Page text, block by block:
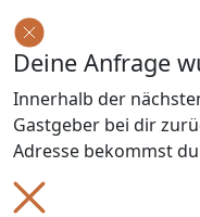
Deine Anfrage
Innerhalb der
Gastgeber bei dir
Adresse bekommst